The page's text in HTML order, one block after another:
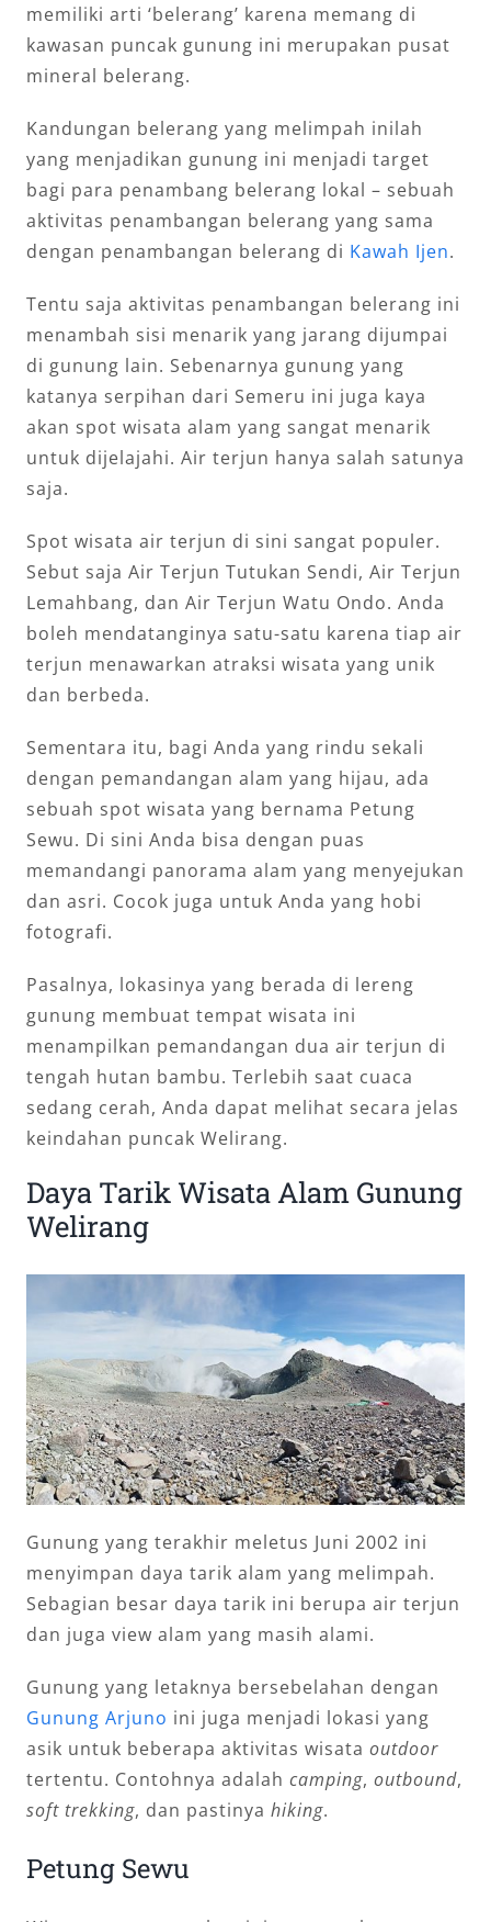
memiliki arti ‘belerang’ karena memang di
kawasan puncak gunung ini merupakan pusat
mineral belerang.
Kandungan belerang yang melimpah inilah
yang menjadikan gunung ini menjadi target
bagi para penambang belerang lokal – sebuah
aktivitas penambangan belerang yang sama
dengan penambangan belerang di Kawah Ijen.
Tentu saja aktivitas penambangan belerang ini
menambah sisi menarik yang jarang dijumpai
di gunung lain. Sebenarnya gunung yang
katanya serpihan dari Semeru ini juga kaya
akan spot wisata alam yang sangat menarik
untuk dijelajahi. Air terjun hanya salah satunya
saja.
Spot wisata air terjun di sini sangat populer.
Sebut saja Air Terjun Tutukan Sendi, Air Terjun
Lemahbang, dan Air Terjun Watu Ondo. Anda
boleh mendatanginya satu-satu karena tiap air
terjun menawarkan atraksi wisata yang unik
dan berbeda.
Sementara itu, bagi Anda yang rindu sekali
dengan pemandangan alam yang hijau, ada
sebuah spot wisata yang bernama Petung
Sewu. Di sini Anda bisa dengan puas
memandangi panorama alam yang menyejukan
dan asri. Cocok juga untuk Anda yang hobi
fotografi.
Pasalnya, lokasinya yang berada di lereng
gunung membuat tempat wisata ini
menampilkan pemandangan dua air terjun di
tengah hutan bambu. Terlebih saat cuaca
sedang cerah, Anda dapat melihat secara jelas
keindahan puncak Welirang.
Daya Tarik Wisata Alam Gunung
Welirang
Gunung yang terakhir meletus Juni 2002 ini
menyimpan daya tarik alam yang melimpah.
Sebagian besar daya tarik ini berupa air terjun
dan juga view alam yang masih alami.
Gunung yang letaknya bersebelahan dengan
Gunung Arjuno ini juga menjadi lokasi yang
asik untuk beberapa aktivitas wisata outdoor
tertentu. Contohnya adalah camping, outbound,
soft trekking, dan pastinya hiking.
Petung Sewu